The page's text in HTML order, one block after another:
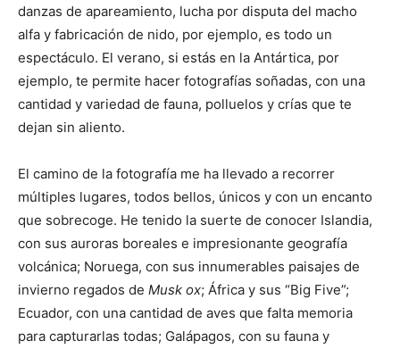
danzas de apareamiento, lucha por disputa del macho
alfa y fabricación de nido, por ejemplo, es todo un
espectáculo. El verano, si estás en la Antártica, por
ejemplo, te permite hacer fotografías soñadas, con una
cantidad y variedad de fauna, polluelos y crías que te
dejan sin aliento.
El camino de la fotografía me ha llevado a recorrer
múltiples lugares, todos bellos, únicos y con un encanto
que sobrecoge. He tenido la suerte de conocer Islandia,
con sus auroras boreales e impresionante geografía
volcánica; Noruega, con sus innumerables paisajes de
invierno regados de Musk ox; África y sus “Big Five”;
Ecuador, con una cantidad de aves que falta memoria
para capturarlas todas; Galápagos, con su fauna y